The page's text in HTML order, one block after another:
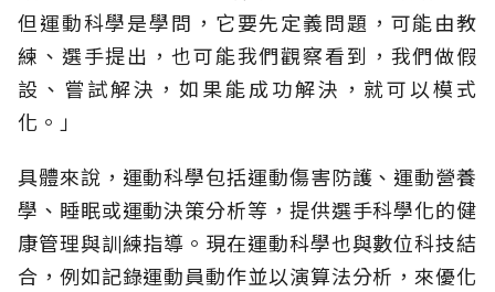
但運動科學是學問，它要先定義問題，可能由教
練、選手提出，也可能我們觀察看到，我們做假
設、嘗試解決，如果能成功解決，就可以模式
化。」
具體來說，運動科學包括運動傷害防護、運動營養
學、睡眠或運動決策分析等，提供選手科學化的健
康管理與訓練指導。現在運動科學也與數位科技結
合，例如記錄運動員動作並以演算法分析，來優化